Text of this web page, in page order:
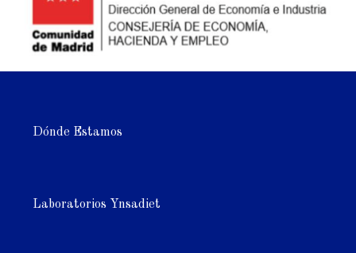
Dónde Estamos
Laboratorios Ynsadiet